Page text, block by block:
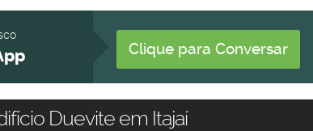
Clique para Conversar
Duevite em Itajaí